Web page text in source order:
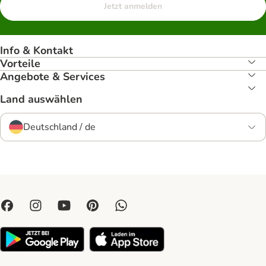
Jetzt anmelden
Info & Kontakt
Vorteile
Angebote & Services
Land auswählen
Deutschland / de